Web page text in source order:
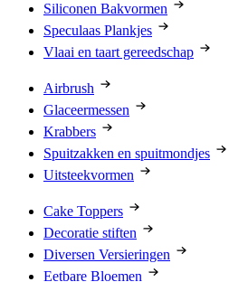
Siliconen Bakvormen
Speculaas Plankjes
Vlaai en taart gereedschap
Airbrush
Glaceermessen
Krabbers
Spuitzakken en spuitmondjes
Uitsteekvormen
Cake Toppers
Decoratie stiften
Diversen Versieringen
Eetbare Bloemen